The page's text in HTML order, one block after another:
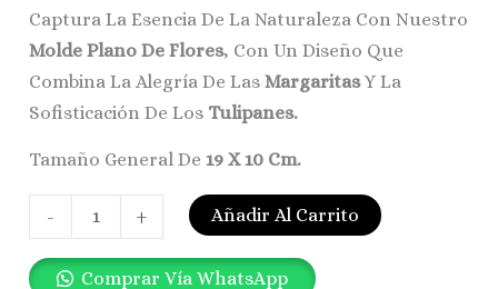
Captura La Esencia De La Naturaleza Con Nuestro
Molde Plano De Flores, Con Un Diseño Que
Combina La Alegría De LasMargaritasY La
Sofisticación De Los Tulipanes.
Tamaño General De19 X 10 Cm.
- + Añadir Al Carrito
Comprar Vía WhatsApp